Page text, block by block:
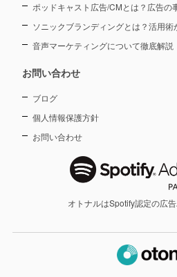
ポッドキャスト広告/CMとは？広告の
ソニックブランディングとは？活用
音声マーケティングについて徹底解説
お問い合わせ
ブログ
個人情報保護方針
お問い合わせ
オトナルはSpotify認定の広告